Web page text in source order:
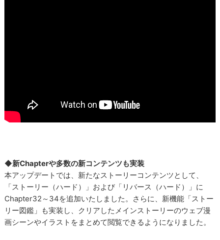
◆新Chapterや多数の新コンテンツも実装
本アップデートでは、新たなストーリーコンテンツとして、
「ストーリー（ハード）」および「リバース（ハード）」に
Chapter32～34を追加いたしました。さらに、新機能「ストー
リー図鑑」も実装し、クリアしたメインストーリーのウェブ漫
画シーンやイラストをまとめて閲覧できるようになりました。